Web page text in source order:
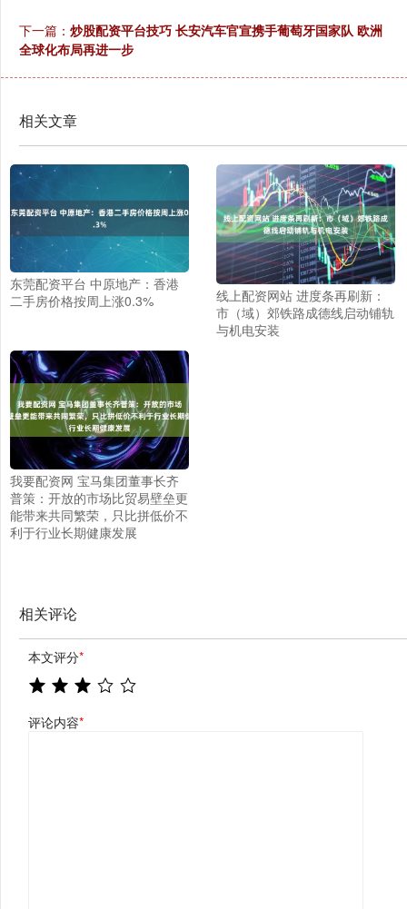
下一篇： 炒股配资平台技巧 长安汽车官宣携手葡萄牙国家队 欧洲
全球化布局再进一步
相关文章
东莞配资平台 中原地产：香港
二手房价格按周上涨0.3%
线上配资网站 进度条再刷新：
市（域）郊铁路成德线启动铺轨
与机电安装
我要配资网 宝马集团董事长齐
普策：开放的市场比贸易壁垒更
能带来共同繁荣，只比拼低价不
利于行业长期健康发展
相关评论
本文评分*
评论内容*